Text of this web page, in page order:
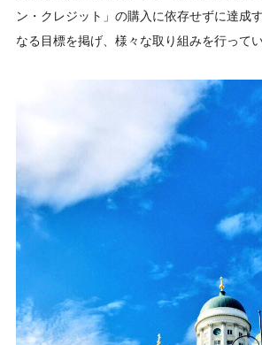
ン・クレジット」の購入に依存せずに達成
なる目標を掲げ、様々な取り組みを行ってい